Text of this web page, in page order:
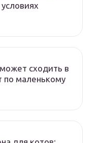
условиях
сходить в
по маленькому